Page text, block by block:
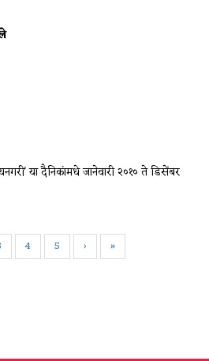
या दैनिकांमधे जानेवारी २०१० ते डिसेंबर
4 5 › »